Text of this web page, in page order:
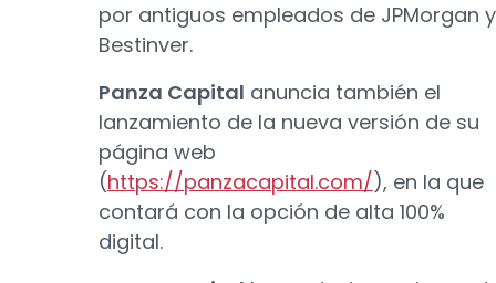
por antiguos empleados de JPMorgan y
Bestinver.
Panza Capital anuncia también el
lanzamiento de la nueva versión de su
página web
(https://panzacapital.com/), en la que
contará con la opción de alta 100%
digital.